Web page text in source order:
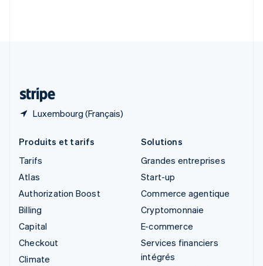
Luxembourg (Français)
Produits et tarifs
Tarifs
Atlas
Authorization Boost
Billing
Capital
Checkout
Climate
Solutions
Grandes entreprises
Start-up
Commerce agentique
Cryptomonnaie
E-commerce
Services financiers
intégrés